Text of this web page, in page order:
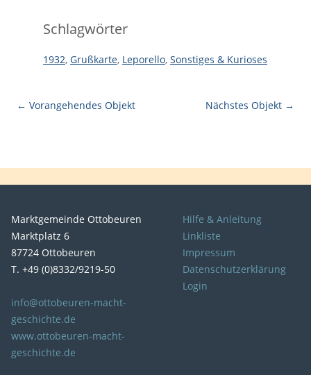
Schlagwörter
1932, Grußkarte, Leporello, Sonstiges & Kurioses
← Vorangehendes Objekt Nächstes Objekt →
Marktgemeinde Ottobeuren
Marktplatz 6
87724 Ottobeuren
T. +49 (0)8332/9219-50
info@ottobeuren-macht-
geschichte.de
www.ottobeuren-macht-
geschichte.de
Hilfe & Anleitung
Linkliste
Impressum
Datenschutzerklärung
Login